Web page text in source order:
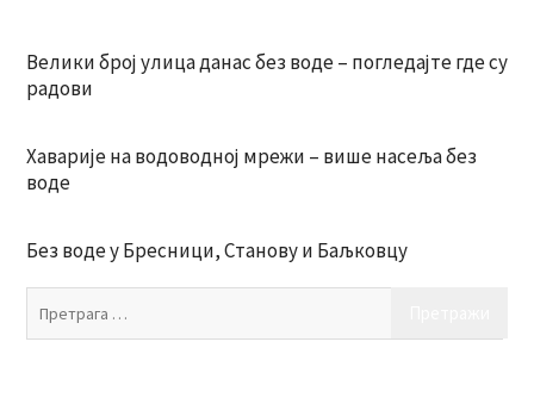
Велики број улица данас без воде – погледајте где су
радови
Хаварије на водоводној мрежи – више насеља без
воде
Без воде у Бресници, Станову и Баљковцу